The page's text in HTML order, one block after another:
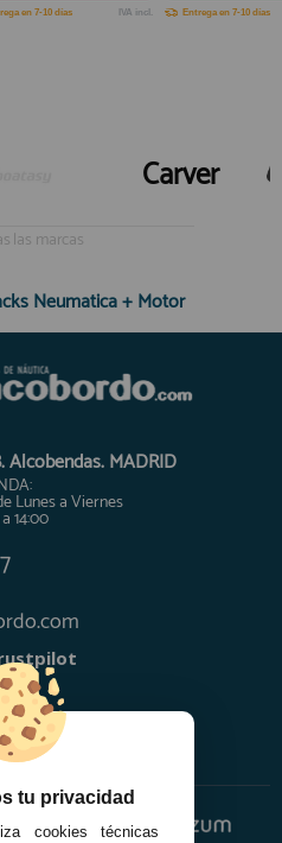
en 7-10 días IVA incl. Entrega en 7-10 días
Carver
las marcas
Neumatica + Motor
Alcobendas. MADRID
Lunes a Viernes
14:00
tu privacidad
cookies técnicas